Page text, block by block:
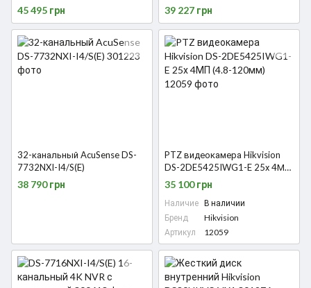
45 495 грн 39 227 грн
32-канальный AcuSense DS-
7732NXI-I4/S(E)
38 790 грн
PTZ видеокамера Hikvision
DS-2DE5425IWG1-E 25х 4МП
(4.8-120мм)
35 100 грн
Наличие В наличии
Бренд
Hikvision
Артикул
12059